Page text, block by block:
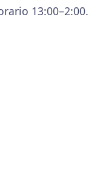
13:00–2:00.